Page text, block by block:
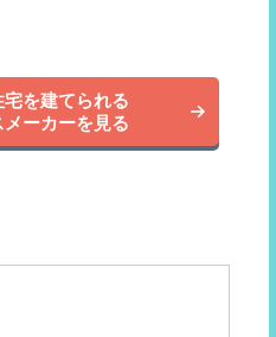
を建てられる
ーカーを見る